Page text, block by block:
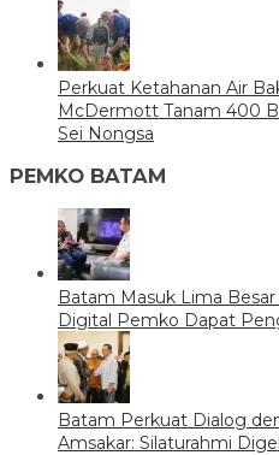
Perkuat Ketahanan Air
McDermott Tanam 400
Sei Nongsa
PEMKO BATAM
Batam Masuk Lima Besar
Digital Pemko Dapat
Batam Perkuat Dialog
Amsakar: Silaturahmi